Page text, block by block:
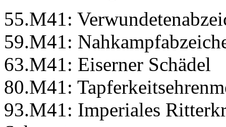
55.M41:
59.M41:
63.M41: Eiserner Schädel
80.M41:
93.M41: Imperiales